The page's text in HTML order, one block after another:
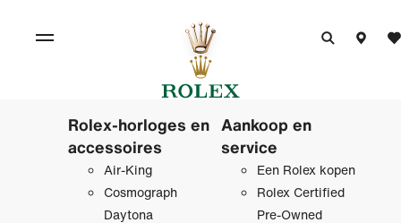
Rolex-horloges en
accessoires
Air-King
Cosmograph
Daytona
Aankoop en
service
Een Rolex kopen
Rolex Certified
Pre‑Owned